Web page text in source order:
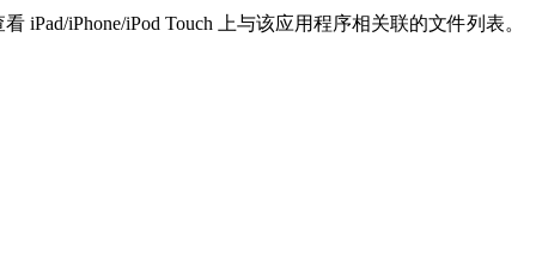
iPad/iPhone/iPod Touch 上与该应用程序相关联的文件列表。